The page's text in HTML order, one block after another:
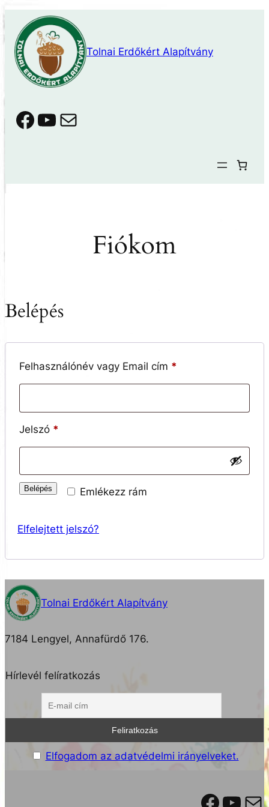
Ugrás
tartalomhoz
Tolnai Erdőkért Alapítvány
Facebook
YouTube
Mail
Fiókom
Belépés
Felhasználónév vagy Email cím *
Jelszó *
Emlékezz rám
Belépés
Elfelejtett jelszó?
Tolnai Erdőkért Alapítvány
7184 Lengyel, Annafürdő 176.
Hírlevél felíratkozás
Elfogadom az adatvédelmi irányelveket.